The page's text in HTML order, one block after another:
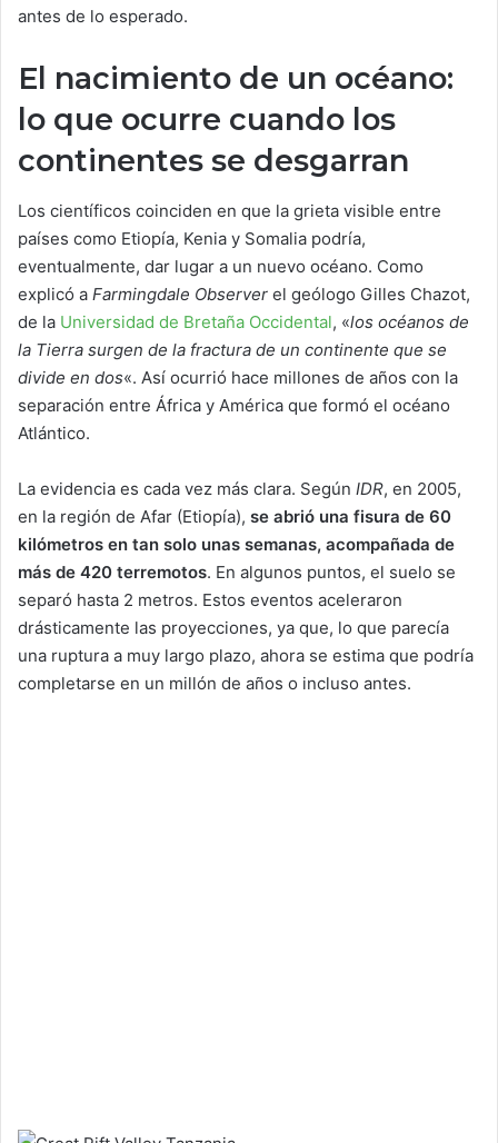
antes de lo esperado.
El nacimiento de un océano:
lo que ocurre cuando los
continentes se desgarran
Los científicos coinciden en que la grieta visible entre
países como Etiopía, Kenia y Somalia podría,
eventualmente, dar lugar a un nuevo océano. Como
explicó a Farmingdale Observer el geólogo Gilles Chazot,
de la Universidad de Bretaña Occidental, «los océanos de
la Tierra surgen de la fractura de un continente que se
divide en dos«. Así ocurrió hace millones de años con la
separación entre África y América que formó el océano
Atlántico.
La evidencia es cada vez más clara. Según IDR, en 2005,
en la región de Afar (Etiopía), se abrió una fisura de 60
kilómetros en tan solo unas semanas, acompañada de
más de 420 terremotos. En algunos puntos, el suelo se
separó hasta 2 metros. Estos eventos aceleraron
drásticamente las proyecciones, ya que, lo que parecía
una ruptura a muy largo plazo, ahora se estima que podría
completarse en un millón de años o incluso antes.